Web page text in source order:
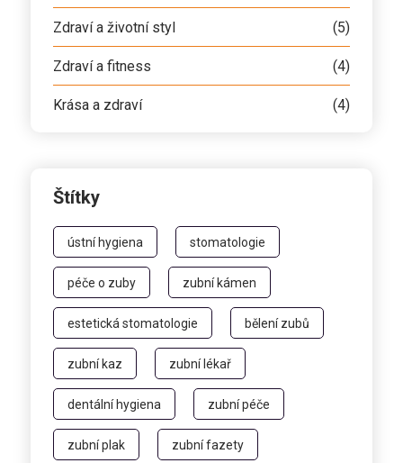
Zdraví a životní styl (5)
Zdraví a fitness (4)
Krása a zdraví (4)
Štítky
ústní hygiena stomatologie
péče o zuby zubní kámen
estetická stomatologie bělení zubů
zubní kaz zubní lékař
dentální hygiena zubní péče
zubní plak zubní fazety